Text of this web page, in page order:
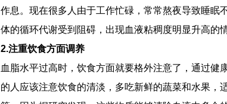
作息。现在很多人由于工作忙碌，常常熬夜导致睡眠
体的循环代谢受到阻碍，出现血液粘稠度明显升高的
2.注重饮食方面调养
血脂水平过高时，饮食方面就要格外注意了，通过健
的人应该注意饮食的清淡，多吃新鲜的蔬菜和水果，